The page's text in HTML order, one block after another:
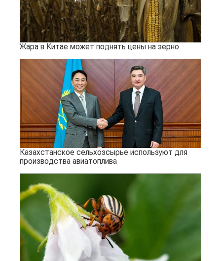
Жара в Китае может поднять цены на зерно
Казахстанское сельхозсырье используют для
производства авиатоплива